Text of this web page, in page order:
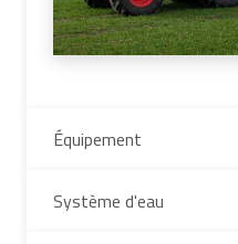
Équipement
Système d'eau